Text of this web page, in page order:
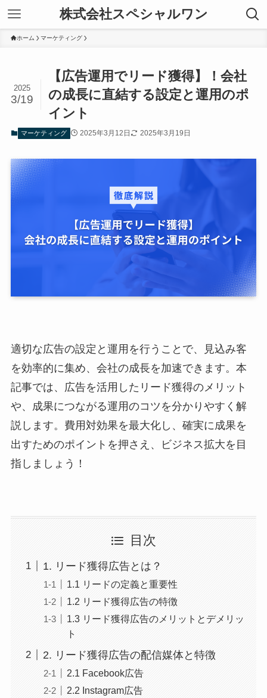
株式会社スペシャルワン
ホーム マーケティング
【広告運用でリード獲得】！会社
の成長に直結する設定と運用のポ
イント
2025
3/19
マーケティング 2025年3月12日 2025年3月19日
適切な広告の設定と運用を行うことで、見込み客
を効率的に集め、会社の成長を加速できます。本
記事では、広告を活用したリード獲得のメリット
や、成果につながる運用のコツを分かりやすく解
説します。費用対効果を最大化し、確実に成果を
出すためのポイントを押さえ、ビジネス拡大を目
指しましょう！
目次
1. リード獲得広告とは？
1.1 リードの定義と重要性
1.2 リード獲得広告の特徴
1.3 リード獲得広告のメリットとデメリッ
ト
2. リード獲得広告の配信媒体と特徴
2.1 Facebook広告
2.2 Instagram広告